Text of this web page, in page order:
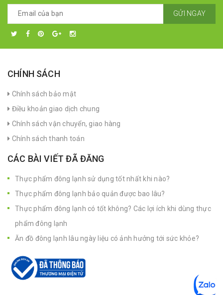
GỬI NGAY
CHÍNH SÁCH
Chính sách bảo mật
Điều khoản giao dịch chung
Chính sách vận chuyển, giao hàng
Chính sách thanh toán
CÁC BÀI VIẾT ĐÃ ĐĂNG
Thực phẩm đông lạnh sử dụng tốt nhất khi nào?
Thực phẩm đông lạnh bảo quản được bao lâu?
Thực phẩm đông lạnh có tốt không? Các lợi ích khi dùng thực
phẩm đông lạnh
Ăn đồ đông lạnh lâu ngày liệu có ảnh hưởng tới sức khỏe?